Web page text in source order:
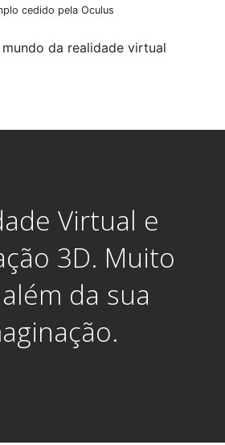
cedido pela Oculus
da realidade virtual
Virtual e
3D. Muito
da sua